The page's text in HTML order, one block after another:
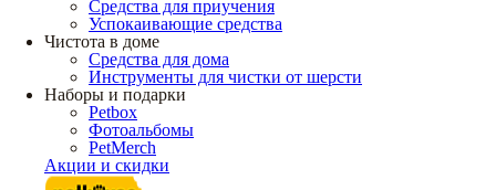
Средства для приучения
Успокаивающие средства
Чистота в доме
Средства для дома
Инструменты для чистки от шерсти
Наборы и подарки
Petbox
Фотоальбомы
PetMerch
Акции и скидки